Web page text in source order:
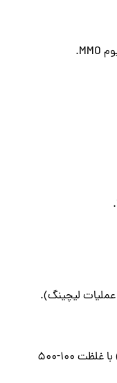
عملیات لیچینگ).
الکترولیت: محلول طلا-سیانید (Au(CN)₂⁻) با غلظت ۱۰۰-۵۰۰